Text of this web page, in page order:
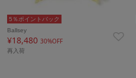
5％ポイントバック
Ballsey
¥18,480 30%OFF
再入荷